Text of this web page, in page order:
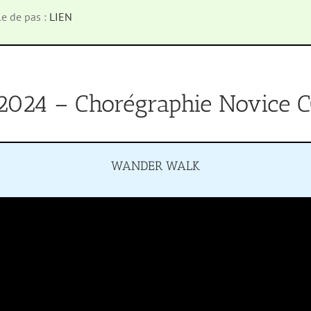
de pas : LIEN
– Chorégraphie Novice
WANDER WALK